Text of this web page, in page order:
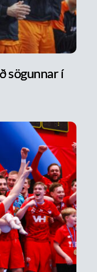
sögunnar í